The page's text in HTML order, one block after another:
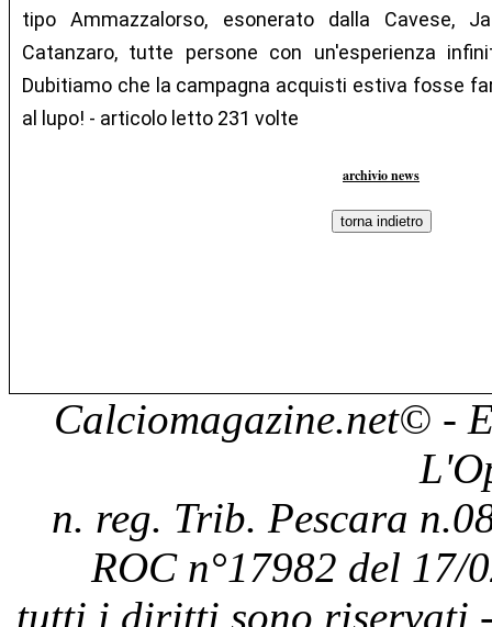
tipo Ammazzalorso, esonerato dalla Cavese,
Catanzaro, tutte persone con un'esperienza
Dubitiamo che la campagna acquisti estiva fosse
al lupo! - articolo letto 231 volte
archivio news
Calciomagazine.net© -
n. reg. Trib. Pescara
ROC n°17982 del 17/
tutti i diritti sono riservati